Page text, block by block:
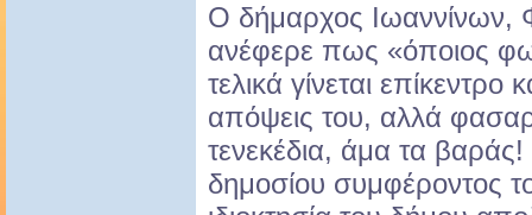
Ο δήμαρχος Ιωαννίνων,
ανέφερε πως «όποιος
τελικά γίνεται επίκεντρο
απόψεις του, αλλά
τενεκέδια, άμα τα βαράς!
δημοσίου συμφέροντος